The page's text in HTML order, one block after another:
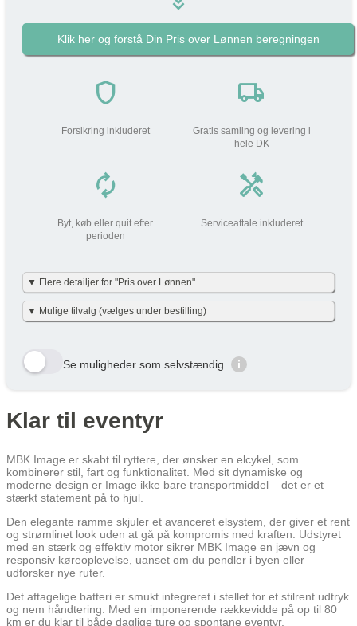
599 kr
do_not_disturb_on
Beskatning (lidt som fri mobil) 175 kr
Klik her og forstå Din Pris over Lønnen beregningen
shield
Forsikring inkluderet
local_shipping
Gratis samling og levering i
hele DK
autorenew
Byt, køb eller quit efter
perioden
handyman
Serviceaftale inkluderet
▼ Flere detailjer for "Pris over Lønnen"
Vi har gjort det enkelt og har allerede lavet beregningerne for dig i
nettoudgiften + skat pr. måned – det er baseret på nettoskat + evt.
skatteprocent på 40 % og uden am-bidrag, som man ikke skal
betale ved cykel over lønnen. (effektiv skatteprocent: 32%). Skatten
kan variere en smule efter personlig skatteprocent.
År Skat/måned
År 2 179 kr 179 kr
År 3 108 kr
Gennemsnit 175 kr 175 kr
Lær mere hvordan JOOLL fungerer her
▼ Mulige tilvalg (vælges under bestilling)
gule bestil knap og se alle tilvalg du kan vælge til denne cykel
Row 3, Cell 1
Se muligheder som selvstændig i
Klar til eventyr
MBK Image er skabt til ryttere, der ønsker en elcykel, som
kombinerer stil, fart og funktionalitet. Med sit dynamiske og
moderne design er Image ikke bare transportmiddel – det er et
stærkt statement på to hjul.
Den elegante ramme skjuler et avanceret elsystem, der giver et rent
og strømlinet look uden at gå på kompromis med kraften. Udstyret
med en stærk og effektiv motor sikrer MBK Image en jævn og
responsiv køreoplevelse, uanset om du pendler i byen eller
udforsker nye ruter.
Det aftagelige batteri er smukt integreret i stellet for et stilrent udtryk
og nem håndtering. Med en imponerende rækkevidde på op til 80
km er du klar til både daglige ture og spontane eventyr.